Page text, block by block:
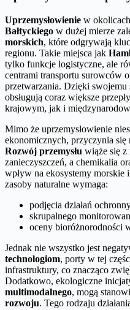
Uprzemysłowienie w
Bałtyckiego w dużej mierze
morskich, które odgrywają
regionu. Takie miejsca jak
tylko funkcje logistyczne, ale
centrami transportu surowców
przetwarzania. Dzięki swojemu
obsługują coraz większe
krajowym, jak i
Mimo że uprzemysłowienie
ekonomicznych, przyczynia
Rozwój przemysłu wiąże się z
zanieczyszczeń, a chemikalia
wpływ na ekosystemy morskie
zasoby naturalne wymaga:
podjęcia działań
skrupalnego
oceny bioróżnorodności
Jednak nie wszystko jest
technologiom, porty w tej
infrastruktury, co znacząco
Dodatkowo, ekologiczne
multimodalnego, mogą
rozwoju. Tego rodzaju